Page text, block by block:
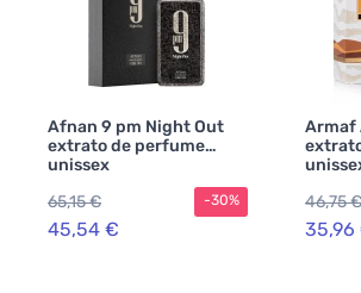
Afnan 9 pm Night Out
extrato de perfume
unissex
65,15 €
45,54 €
-30%
Armaf
46,75 €
35,96